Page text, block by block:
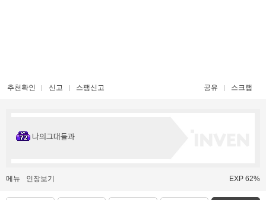
추천확인 신고 스팸신고 공유 스크랩
나의그대들과
메뉴 인장보기 EXP 62%